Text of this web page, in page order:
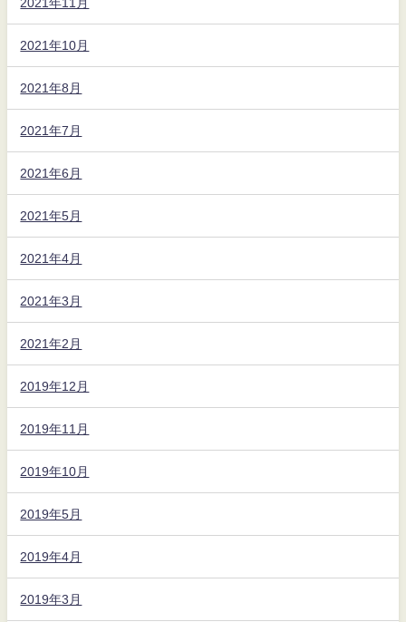
2021年10月
2021年8月
2021年7月
2021年6月
2021年5月
2021年4月
2021年3月
2021年2月
2019年12月
2019年11月
2019年10月
2019年5月
2019年4月
2019年3月